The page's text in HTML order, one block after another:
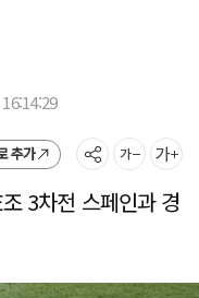
추가
3차전 스페인과 경